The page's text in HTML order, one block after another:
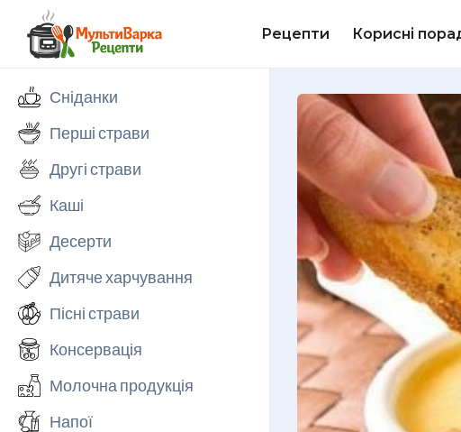
Рецепти Корисні
Сніданки
Перші страви
Другі страви
Каші
Десерти
Дитяче харчування
Пісні страви
Консервація
Молочна продукція
Напої